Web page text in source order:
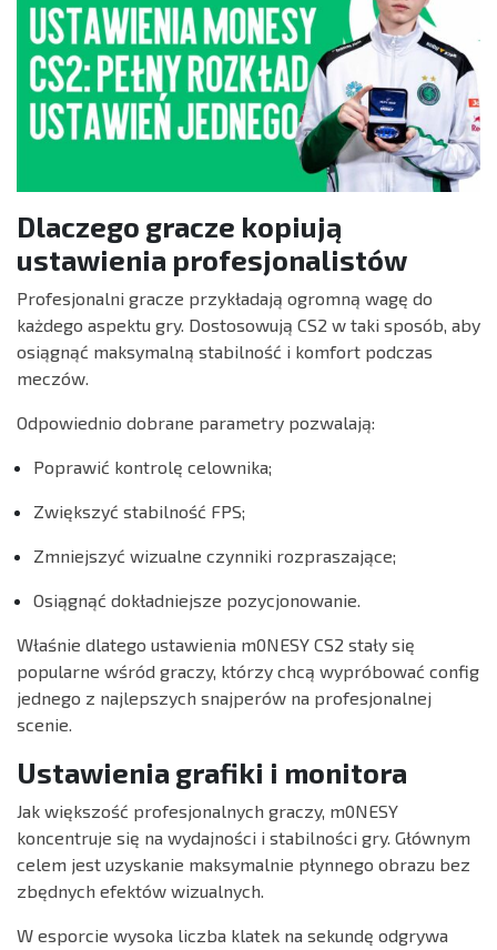
Dlaczego gracze kopiują
ustawienia profesjonalistów
Profesjonalni gracze przykładają ogromną wagę do
każdego aspektu gry. Dostosowują CS2 w taki sposób, aby
osiągnąć maksymalną stabilność i komfort podczas
meczów.
Odpowiednio dobrane parametry pozwalają:
Poprawić kontrolę celownika;
Zwiększyć stabilność FPS;
Zmniejszyć wizualne czynniki rozpraszające;
Osiągnąć dokładniejsze pozycjonowanie.
Właśnie dlatego ustawienia m0NESY CS2 stały się
popularne wśród graczy, którzy chcą wypróbować config
jednego z najlepszych snajperów na profesjonalnej
scenie.
Ustawienia grafiki i monitora
Jak większość profesjonalnych graczy, m0NESY
koncentruje się na wydajności i stabilności gry. Głównym
celem jest uzyskanie maksymalnie płynnego obrazu bez
zbędnych efektów wizualnych.
W esporcie wysoka liczba klatek na sekundę odgrywa